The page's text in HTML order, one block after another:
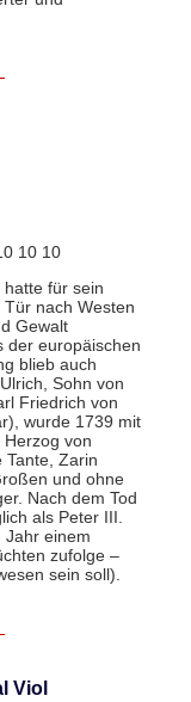
10 10
für sein
nach Westen
Gewalt
der europäischen
blieb auch
Sohn von
Friedrich von
wurde 1739 mit
von
Tante, Zarin
und ohne
Nach dem Tod
als Peter III.
Jahr einem
zufolge –
sein soll).
Viol